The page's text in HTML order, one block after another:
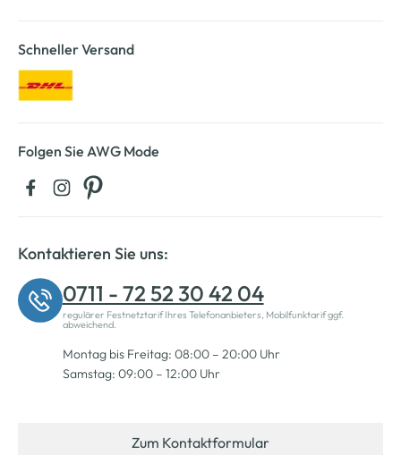
Schneller Versand
Folgen Sie AWG Mode
Kontaktieren Sie uns:
0711 - 72 52 30 42 04
regulärer Festnetztarif Ihres Telefonanbieters, Mobilfunktarif ggf.
abweichend.
Montag bis Freitag: 08:00 – 20:00 Uhr
Samstag: 09:00 – 12:00 Uhr
Zum Kontaktformular